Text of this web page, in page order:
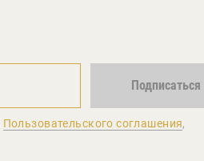
Подписаться
Пользовательского соглашения,